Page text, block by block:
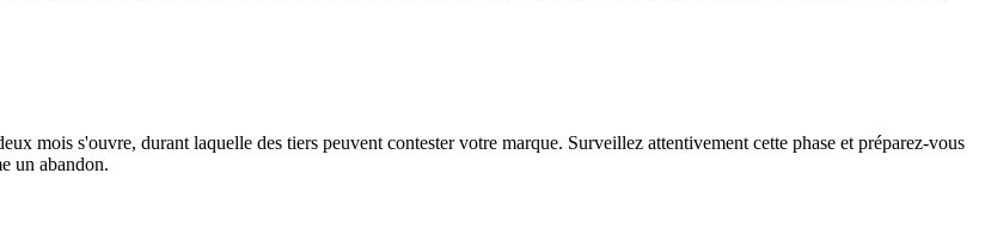
mois s'ouvre, durant laquelle des tiers peuvent contester votre marque. Surveillez attentivement cette phase et préparez-vous
un abandon.